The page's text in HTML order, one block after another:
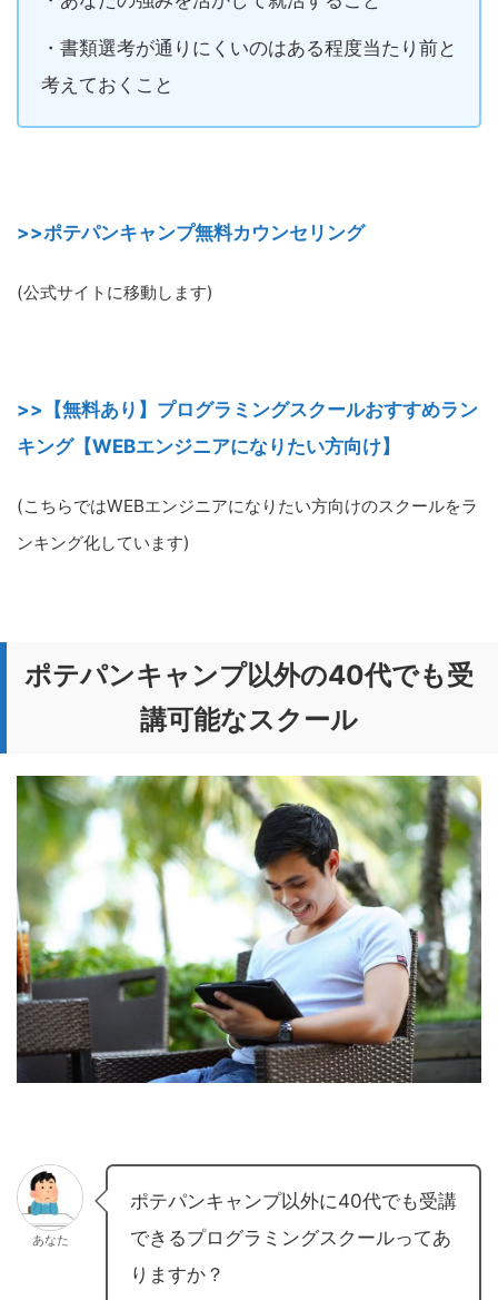
・書類選考が通りにくいのはある程度当たり前と
考えておくこと
>>ポテパンキャンプ無料カウンセリング
(公式サイトに移動します)
>>【無料あり】プログラミングスクールおすすめラン
キング【WEBエンジニアになりたい方向け】
(こちらではWEBエンジニアになりたい方向けのスクールをラ
ンキング化しています)
ポテパンキャンプ以外の40代でも受
講可能なスクール
あなた
ポテパンキャンプ以外に40代でも受講
できるプログラミングスクールってあ
りますか？